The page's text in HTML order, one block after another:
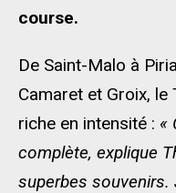
course.
De Saint-Malo à
Camaret et Groix,
riche en intensité : «
complète, explique
superbes